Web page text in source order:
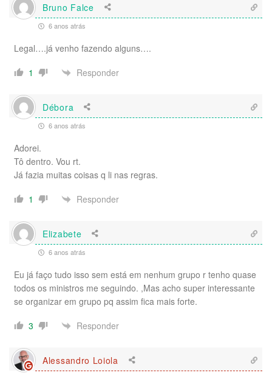
Bruno Falce
6 anos atrás
Legal….já venho fazendo alguns….
1
Responder
Débora
6 anos atrás
Adorei.
Tô dentro. Vou rt.
Já fazia muitas coisas q li nas regras.
1
Responder
Elizabete
6 anos atrás
Eu já faço tudo isso sem está em nenhum grupo r tenho quase
todos os ministros me seguindo. ,Mas acho super interessante
se organizar em grupo pq assim fica mais forte.
3
Responder
Alessandro Loiola